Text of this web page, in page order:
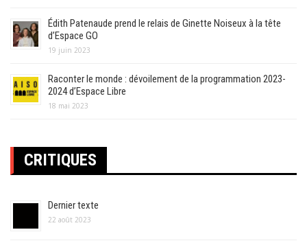
Édith Patenaude prend le relais de Ginette Noiseux à la tête
d’Espace GO
19 juin 2023
Raconter le monde : dévoilement de la programmation 2023-
2024 d’Espace Libre
18 mai 2023
CRITIQUES
Dernier texte
22 août 2023